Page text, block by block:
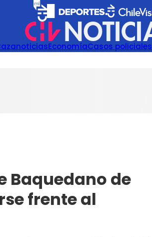
EconomíaCasos policiales
Baquedano de
frente al